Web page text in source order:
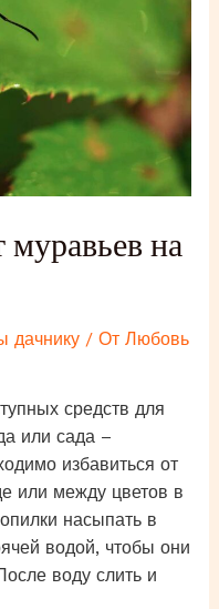
муравьев на
дачнику/ От Любовь
средств для
или сада –
избавиться от
или между цветов в
насыпать в
водой, чтобы они
воду слить и